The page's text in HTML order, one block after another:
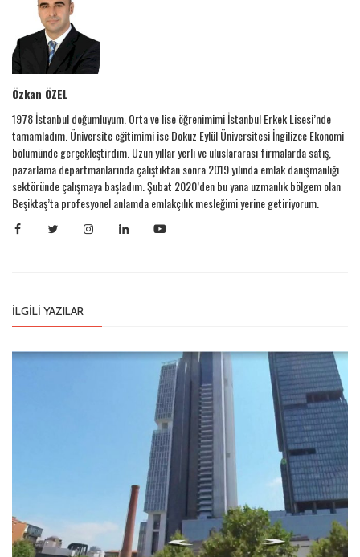
Özkan ÖZEL
1978 İstanbul doğumluyum. Orta ve lise öğrenimimi İstanbul Erkek Lisesi’nde
tamamladım. Üniversite eğitimimi ise Dokuz Eylül Üniversitesi İngilizce Ekonomi
bölümünde gerçekleştirdim. Uzun yıllar yerli ve uluslararası firmalarda satış,
pazarlama departmanlarında çalıştıktan sonra 2019 yılında emlak danışmanlığı
sektöründe çalışmaya başladım. Şubat 2020’den bu yana uzmanlık bölgem olan
Beşiktaş’ta profesyonel anlamda emlakçılık mesleğimi yerine getiriyorum.
İLGILI YAZILAR